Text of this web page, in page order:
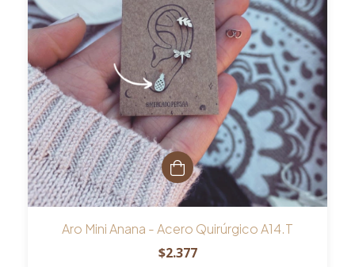
Aro Mini Anana - Acero Quirúrgico A14.T
$2.377